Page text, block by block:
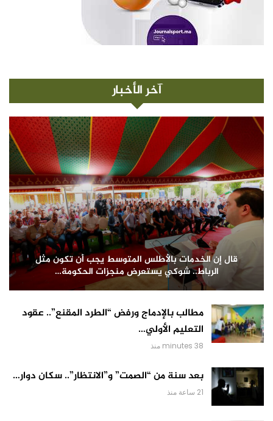
آخر الأخبار
قال إن الخدمات بالأطلس المتوسط يجب أن تكون مثل
الرباط.. شوكي يستعرض منجزات الحكومة…
مطالب بالإدماج ورفض “الطرد المقنع”.. عقود
التعليم الأولي…
38 minutes منذ
بعد سنة من “الصمت” و”الانتظار”.. سكان دوار…
21 ساعة منذ